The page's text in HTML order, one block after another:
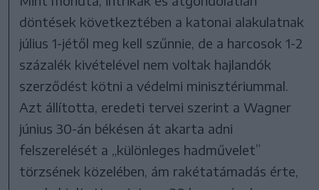
döntések következtében a katonai alakulatnak
július 1-jétől meg kell szűnnie, de a harcosok 1-2
százalék kivételével nem voltak hajlandók
szerződést kötni a védelmi minisztériummal.
Azt állította, eredeti tervei szerint a Wagner
június 30-án békésen át akarta adni
felszerelését a „különleges hadművelet”
törzsének közelében, ám rakétatámadás érte,